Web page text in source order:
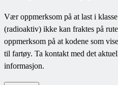
Vær oppmerksom på at last i
(radioaktiv) ikke kan fraktes på
oppmerksom på at kodene som
til fartøy. Ta kontakt med det
informasjon.